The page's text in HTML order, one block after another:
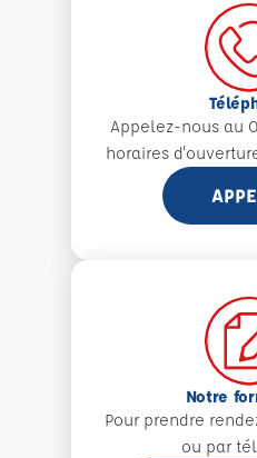
Appelez-nous au
horaires
Notre
Pour prendre
ou par